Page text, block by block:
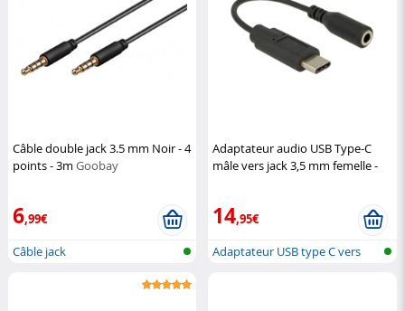
Câble double jack 3.5 mm Noir - 4
points - 3m Goobay
6,99€
Câble jack
Adaptateur audio USB Type-C
mâle vers jack 3,5 mm femelle -
14,95€
Adaptateur USB type C vers